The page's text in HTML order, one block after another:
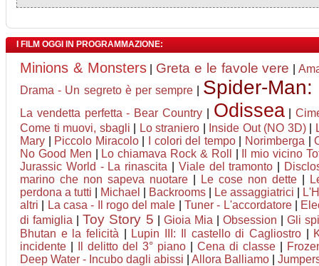
I FILM OGGI IN PROGRAMMAZIONE:
Minions & Monsters| Greta e le favole vere |
Drama - Un segreto è per sempre
Spider-
La vendetta perfetta - Bear Country| Odissea|
Come ti muovi, sbagli
Lo straniero Inside Out (NO 3D)|
Mary
Piccolo Miracolo| I colori del tempo| Norimberga |
No Good Men
Lo chiamava Rock & Roll
Il mio vicino
Jurassic World - La rinascita
Viale del tramonto
marino che non sapeva nuotare
Le cose non dette
perdona a tutti
Michael Backrooms Le assaggiatrici
altri
La casa - Il rogo del male |Tuner - L'accordatore|
di famiglia |Toy Story 5 Gioia Mia |Obsession |Gli
Bhutan e la felicità
Lupin III: Il castello di Cagliostro|
incidente
Il delitto del 3° piano Cena di classe
Deep Water - Incubo dagli abissi
Allora Balliamo